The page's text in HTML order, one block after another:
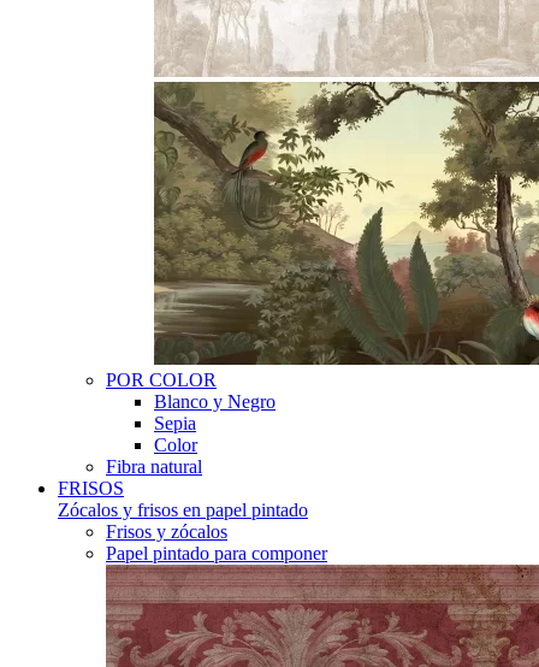
POR COLOR
Blanco y Negro
Sepia
Color
Fibra natural
FRISOS
Zócalos y frisos en papel pintado
Frisos y zócalos
Papel pintado para componer